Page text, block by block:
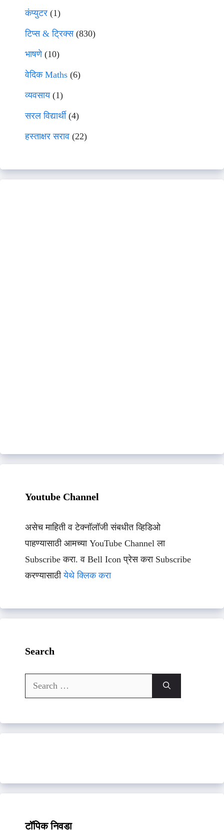
कंप्युटर (1)
टिप्स & ट्रिक्स(830)
भाषणे(10)
वेदिक Maths (6)
व्यवसाय(1)
सरल विद्यार्थी(4)
हस्ताक्षर सराव (22)
Youtube Channel
असेच माहिती व टेक्नॉलॉजी संबधीत व्हिडिओ
पाहण्यासाठी आमच्या YouTube Channel ला
Subscribe करा. व Bell Icon प्रेस करा Subscribe
करण्यासाठीयेथे क्लिक करा
Search
Search
for:
टॉपिक निवडा